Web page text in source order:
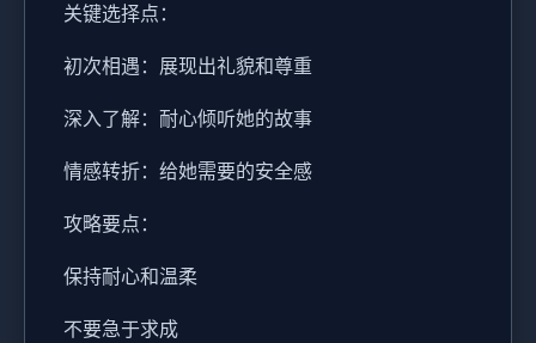
关键选择点：
初次相遇：展现出礼貌和尊重
深入了解：耐心倾听她的故事
情感转折：给她需要的安全感
攻略要点：
保持耐心和温柔
不要急于求成